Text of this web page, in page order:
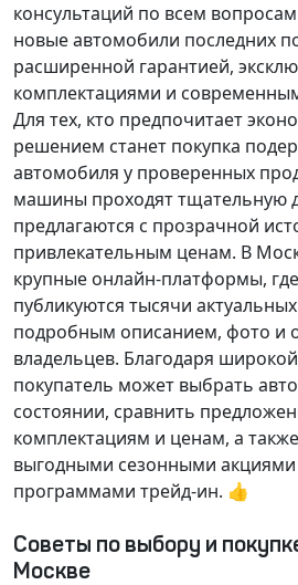
консультаций по всем
новые автомобили последних
расширенной гарантией,
комплектациями и
Для тех, кто предпочитает
решением станет покупка
автомобиля у проверенных
машины проходят тщательную
предлагаются с прозрачной
привлекательным ценам. В
крупные онлайн-платформы,
публикуются тысячи
подробным описанием, фото и
владельцев. Благодаря
покупатель может выбрать
состоянии, сравнить
комплектациям и ценам, а
выгодными сезонными
программами трейд-ин. 👍
Советы по выбору и
Москве